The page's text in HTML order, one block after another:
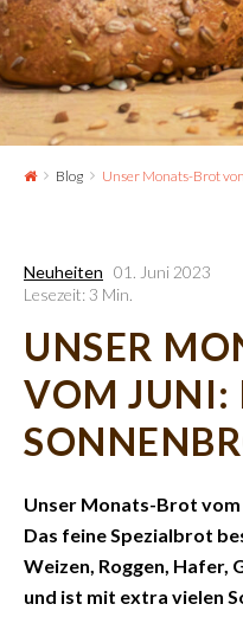
Blog Unser Monats-Brot
Neuheiten 01. Juni 2023
Lesezeit: 3 Min.
UNSER
VOM JUNI:
Unser Monats-Brot vom
Das feine Spezialbrot
Weizen, Roggen, Hafer,
und ist mit extra vielen